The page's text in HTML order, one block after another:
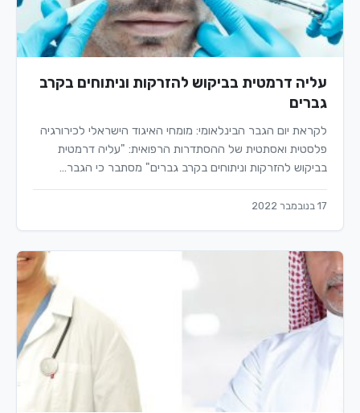
עליה דרמטית בביקוש להזרקות וניתוחים בקרב
גברים
לקראת יום הגבר הבינלאומי: מומחי האיגוד הישראלי לכירורגיה
פלסטית ואסתטית של ההסתדרות הרפואית: "עליה דרמטית
בביקוש להזרקות וניתוחים בקרב גברים" מסתבר כי הגבר…
17 בנובמבר 2022